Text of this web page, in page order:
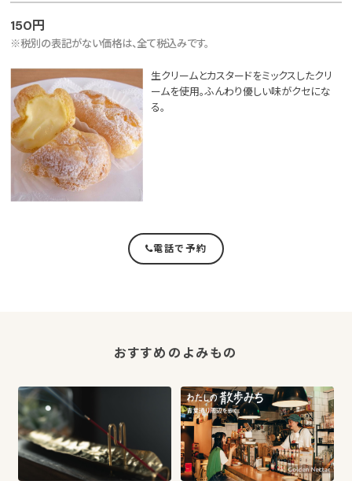
150円
※税別の表記がない価格は、全て税込みです。
生クリームとカスタードをミックスしたクリ
ームを使用。ふんわり優しい味がクセにな
る。
電話で予約
おすすめのよみもの